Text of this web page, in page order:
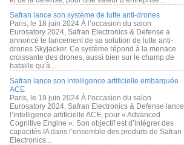
Safran lance son système de lutte anti-drones
Paris, le 18 juin 2024 À l’occasion du salon
Eurosatory 2024, Safran Electronics & Defense a
annoncé le lancement de sa solution de lutte anti-
drones Skyjacker. Ce système répond à la menace
croissante des drones, aussi bien sur le champ de
bataille qu’à...
Safran lance son intelligence artificielle embarquée
ACE
Paris, le 19 juin 2024 À l’occasion du salon
Eurosatory 2024, Safran Electronics & Defense lance
l’intelligence artificielle ACE, pour « Advanced
Cognitive Engine ». Son objectif est d’intégrer des
capacités IA dans l’ensemble des produits de Safran
Electronics...